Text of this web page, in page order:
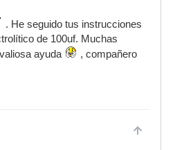
. He seguido tus instrucciones
de 100uf. Muchas
ayuda
, compañero